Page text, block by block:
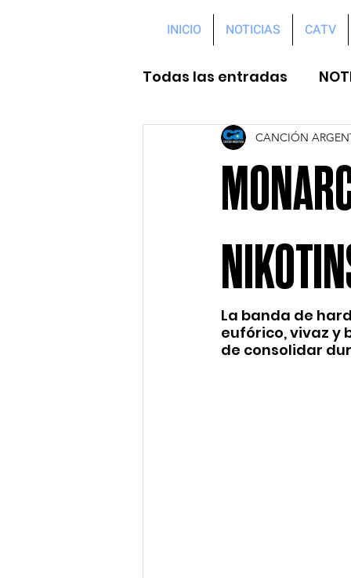
INICIO NOTICIAS CATV
Todas las entradas
CANCIÓN
La banda de
eufórico, vivaz y
de consolidar